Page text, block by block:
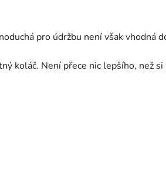
pro údržbu není však vhodná
koláč. Není přece nic lepšího, než